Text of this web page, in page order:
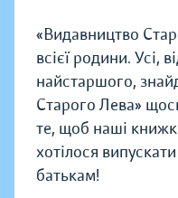
«Видавництво
всієї родини. Усі,
найстаршого,
Старого Лева»
те, щоб наші
хотілося
батькам!